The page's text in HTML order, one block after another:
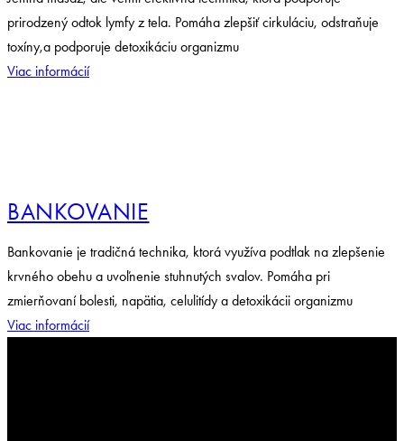
prirodzený odtok lymfy z tela. Pomáha zlepšiť cirkuláciu, odstraňuje
toxíny,a podporuje detoxikáciu organizmu
Viac informácií
BANKOVANIE
Bankovanie je tradičná technika, ktorá využíva podtlak na zlepšenie
krvného obehu a uvoľnenie stuhnutých svalov. Pomáha pri
zmierňovaní bolesti, napätia, celulitídy a detoxikácii organizmu
Viac informácií